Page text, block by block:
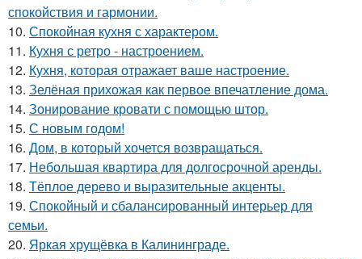
спокойствия и гармонии.
10. Спокойная кухня с характером.
11. Кухня с ретро - настроением.
12. Кухня, которая отражает ваше настроение.
13. Зелёная прихожая как первое впечатление дома.
14. Зонирование кровати с помощью штор.
15. С новым годом!
16. Дом, в который хочется возвращаться.
17. Небольшая квартира для долгосрочной аренды.
18. Тёплое дерево и выразительные акценты.
19. Спокойный и сбалансированный интерьер для
семьи.
20. Яркая хрущёвка в Калининграде.